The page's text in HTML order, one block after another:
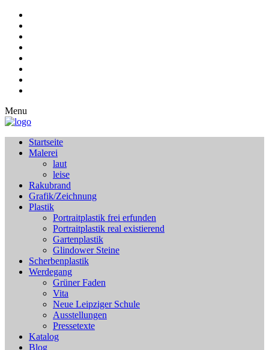
Menu
Startseite
Malerei
laut
leise
Rakubrand
Grafik/Zeichnung
Plastik
Portraitplastik frei erfunden
Portraitplastik real existierend
Gartenplastik
Glindower Steine
Scherbenplastik
Werdegang
Grüner Faden
Vita
Neue Leipziger Schule
Ausstellungen
Pressetexte
Katalog
Blog